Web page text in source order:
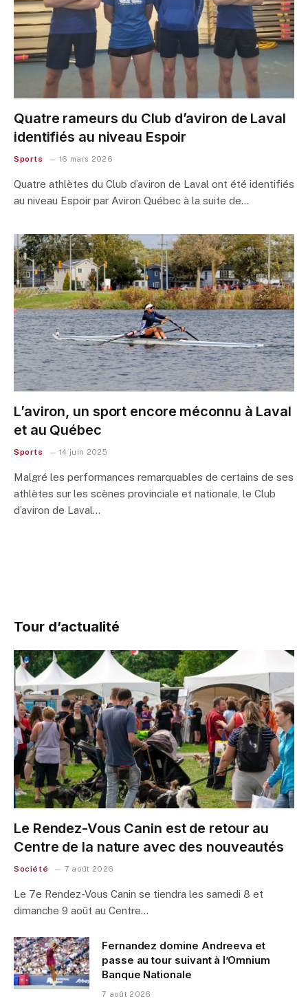
Quatre rameurs du Club d’aviron de Laval
identifiés au niveau Espoir
Sports 16 mars 2026
Quatre athlètes du Club d’aviron de Laval ont été identifiés
au niveau Espoir par Aviron Québec à la suite de…
L’aviron, un sport encore méconnu à Laval
et au Québec
Sports 14 juin 2025
Malgré les performances remarquables de certains de ses
athlètes sur les scènes provinciale et nationale, le Club
d’aviron de Laval…
Tour d’actualité
Le Rendez-Vous Canin est de retour au
Centre de la nature avec des nouveautés
Société 7 août 2026
Le 7e Rendez-Vous Canin se tiendra les samedi 8 et
dimanche 9 août au Centre…
Fernandez domine Andreeva et
passe au tour suivant à l’Omnium
Banque Nationale
7 août 2026